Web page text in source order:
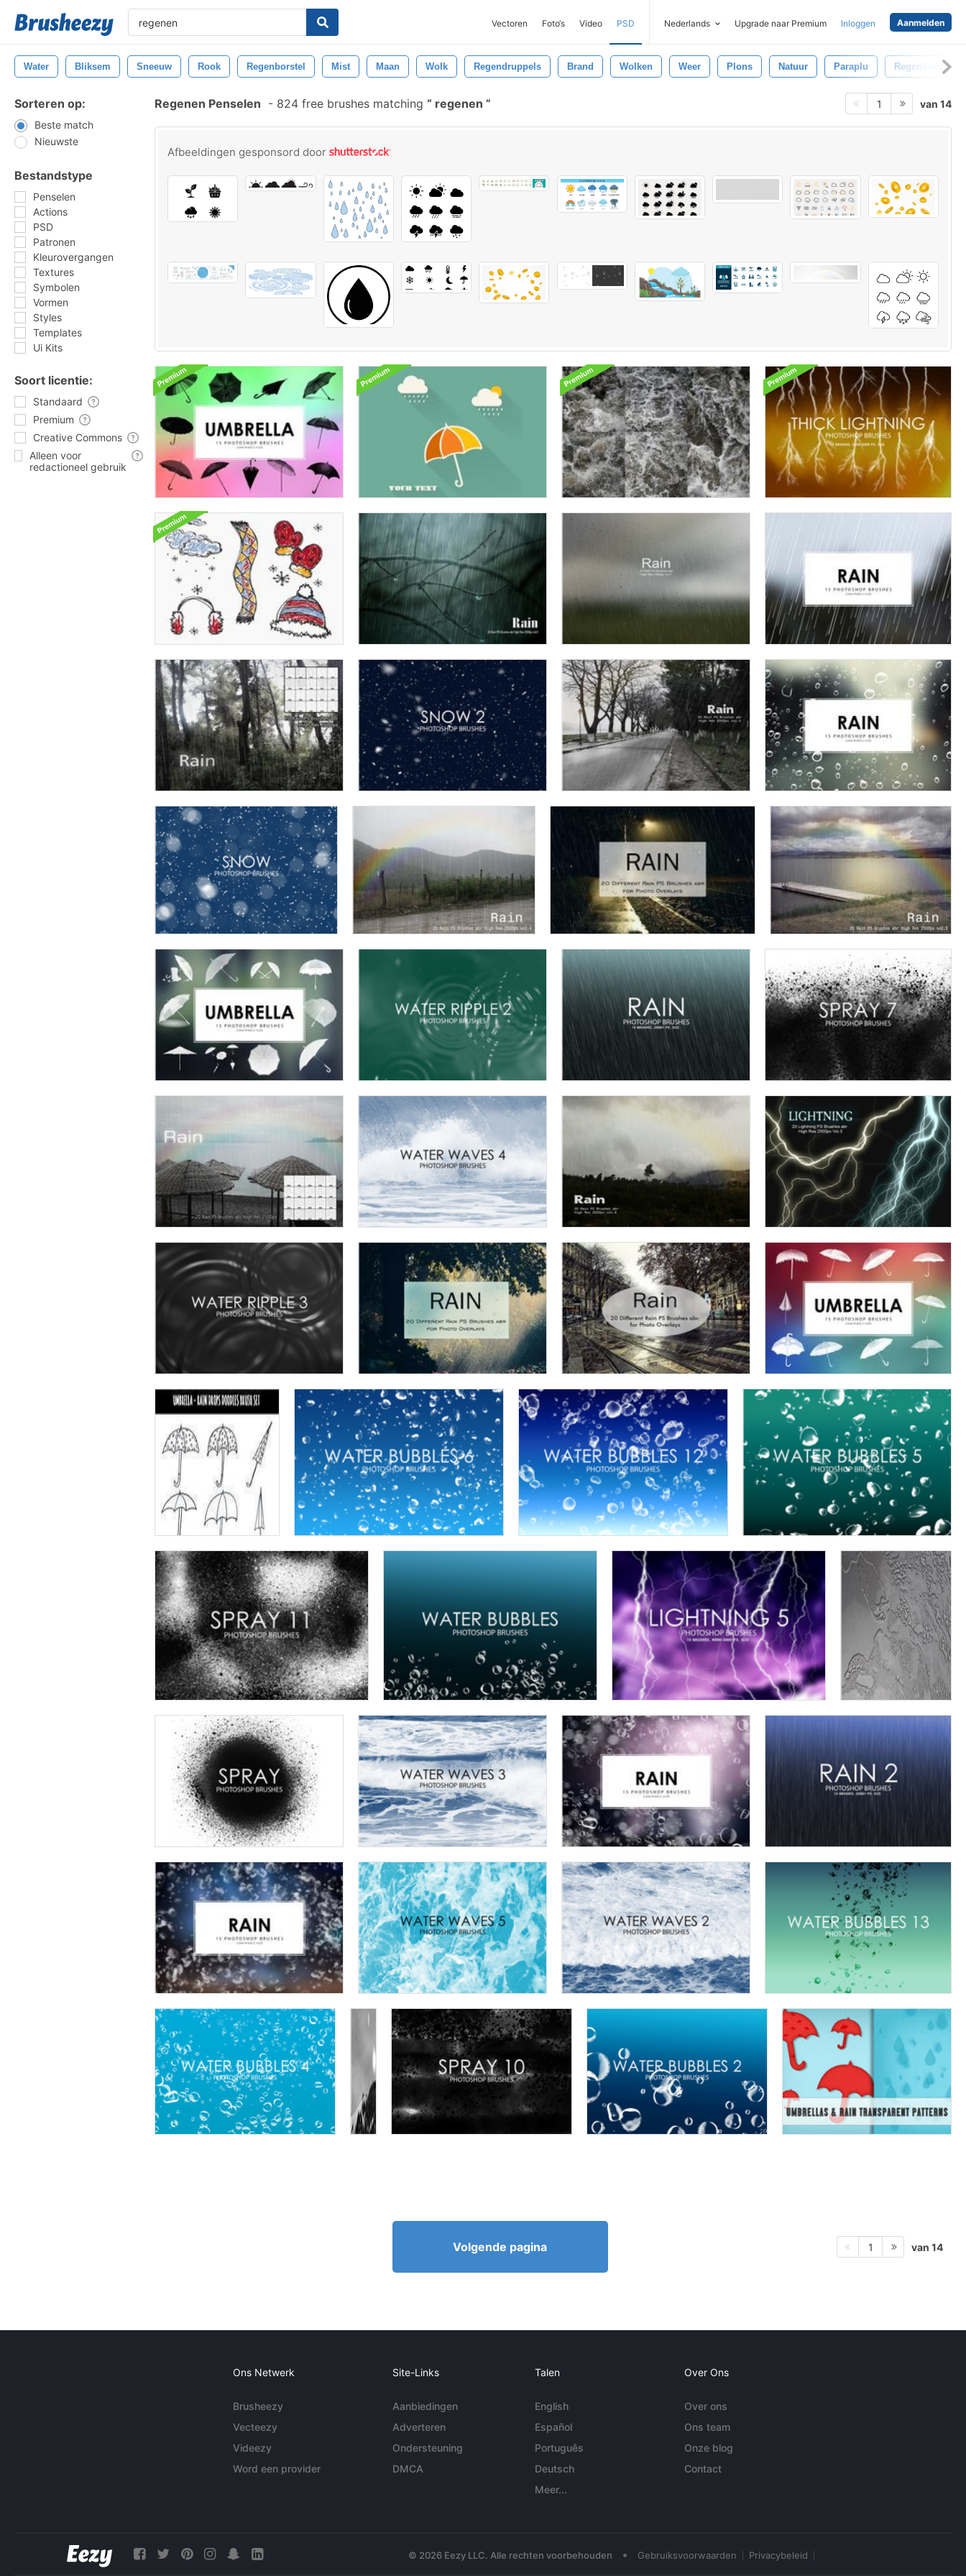
Vectoren Foto‘s Video PSD Nederlands Upgrade naar Premium Inloggen Aanmelden
Water Bliksem Sneeuw Rook Regenborstel Mist Maan Wolk Regendruppels Brand Wolken Weer Plons Natuur Paraplu Regenboog
Sorteren op:
Beste match
Nieuwste
Bestandstype
Penselen
Actions
PSD
Patronen
Kleurovergangen
Textures
Symbolen
Vormen
Styles
Templates
Ui Kits
Soort licentie:
Standaard
Premium
Creative Commons
Alleen voor
redactioneel gebruik
Regenen Penselen - 824 free brushes matching regenen 1 van 14
Afbeeldingen gesponsord door
Volgende pagina 1 van 14
Ons Netwerk
Brusheezy
Vecteezy
Videezy
Word een provider
Site-Links
Aanbiedingen
Adverteren
Ondersteuning
DMCA
Talen
English
Español
Português
Deutsch
Meer...
Over Ons
Over ons
Ons team
Onze blog
Contact
© 2026 Eezy LLC. Alle rechten voorbehouden • Gebruiksvoorwaarden Privacybeleid